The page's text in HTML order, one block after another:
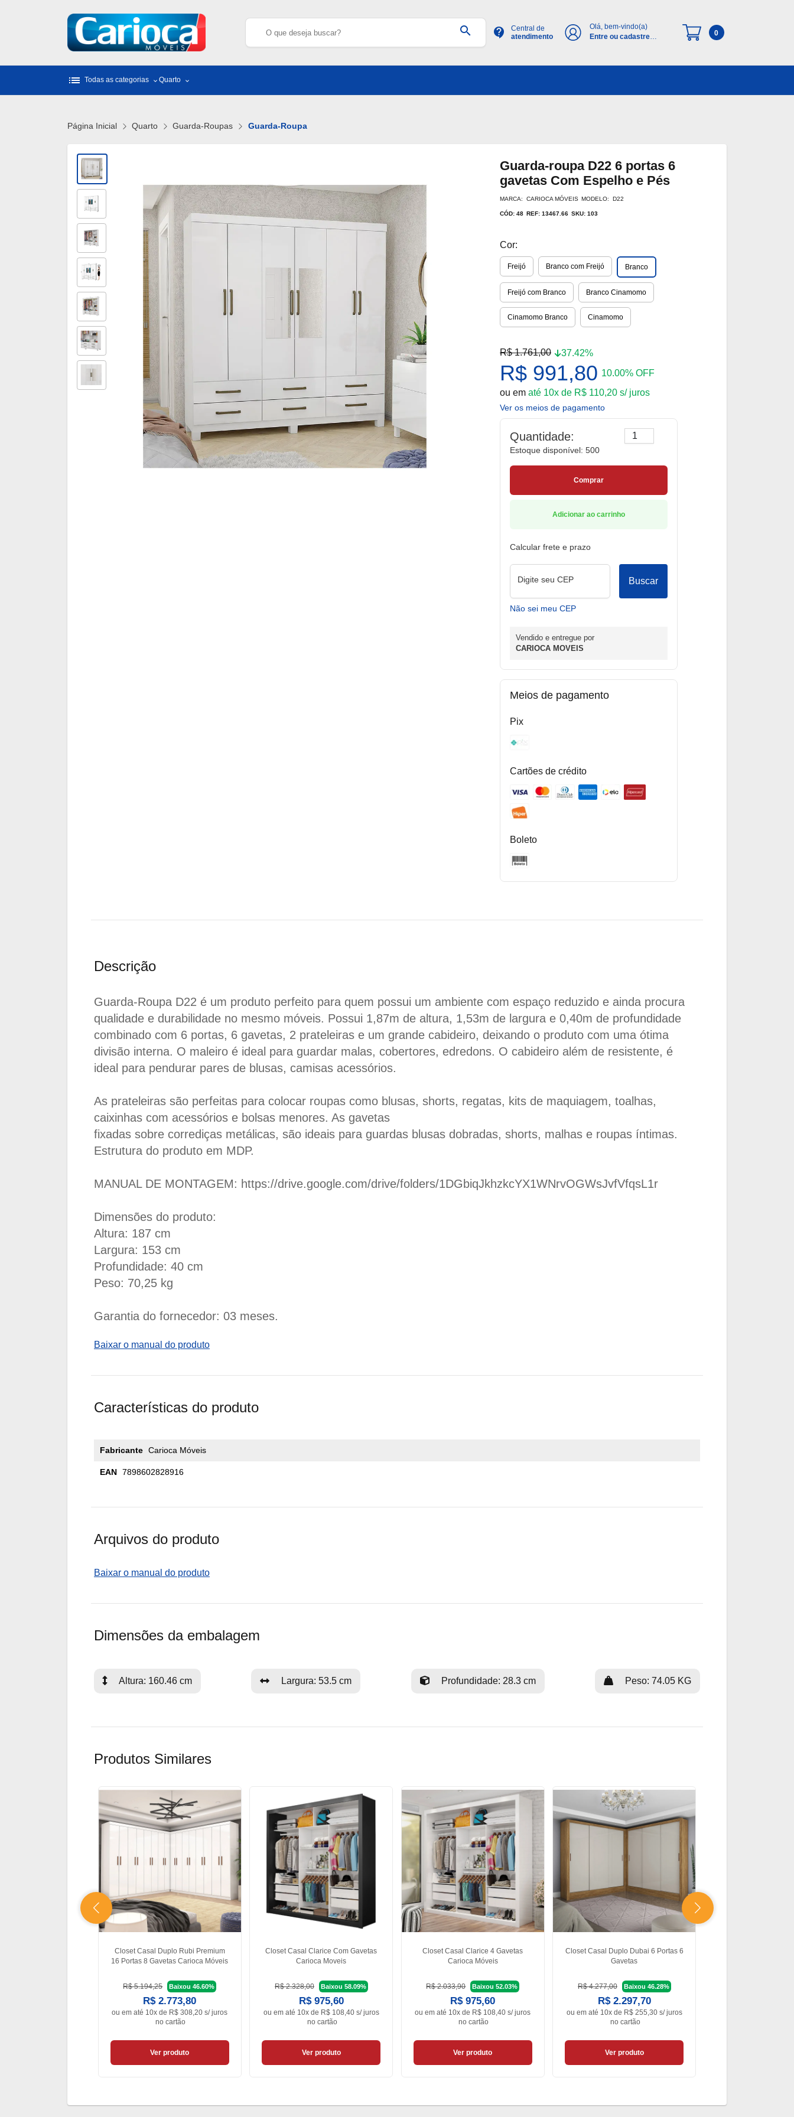
search contact_support
Central de
atendimento
Olá, bem-vindo(a)
Entre ou cadastre-
0
list Todas as categorias Quarto
Página Inicial Quarto Guarda-Roupas Guarda-Roupa
Guarda-roupa D22 6 portas 6
gavetas Com Espelho e Pés
MARCA: CARIOCA MÓVEIS MODELO: D22
CÓD: 48 REF: 13467.66 SKU: 103
Cor:
Freijó Branco com Freijó Branco
Freijó com Branco Branco Cinamomo
Cinamomo Branco Cinamomo
R$ 1.761,00 37.42%
R$ 991,80 10.00% OFF
ou em até 10x de R$ 110,20 s/ juros
Ver os meios de pagamento
Quantidade:
Estoque disponível: 500
Comprar
Adicionar ao carrinho
Calcular frete e prazo
Digite seu CEP Buscar
Não sei meu CEP
Vendido e entregue por
CARIOCA MOVEIS
Meios de pagamento
Pix
Cartões de crédito
Boleto
Descrição
Guarda-Roupa D22 é um produto perfeito para quem possui um ambiente com espaço reduzido e ainda procura
qualidade e durabilidade no mesmo móveis. Possui 1,87m de altura, 1,53m de largura e 0,40m de profundidade
combinado com 6 portas, 6 gavetas, 2 prateleiras e um grande cabideiro, deixando o produto com uma ótima
divisão interna. O maleiro é ideal para guardar malas, cobertores, edredons. O cabideiro além de resistente, é
ideal para pendurar pares de blusas, camisas acessórios.
As prateleiras são perfeitas para colocar roupas como blusas, shorts, regatas, kits de maquiagem, toalhas,
caixinhas com acessórios e bolsas menores. As gavetas
fixadas sobre corrediças metálicas, são ideais para guardas blusas dobradas, shorts, malhas e roupas íntimas.
Estrutura do produto em MDP.
MANUAL DE MONTAGEM: https://drive.google.com/drive/folders/1DGbiqJkhzkcYX1WNrvOGWsJvfVfqsL1r
Dimensões do produto:
Altura: 187 cm
Largura: 153 cm
Profundidade: 40 cm
Peso: 70,25 kg
Garantia do fornecedor: 03 meses.
Baixar o manual do produto
Características do produto
Fabricante Carioca Móveis
EAN 7898602828916
Arquivos do produto
Baixar o manual do produto
Dimensões da embalagem
Altura: 160.46 cm Largura: 53.5 cm Profundidade: 28.3 cm Peso: 74.05 KG
Produtos Similares
Closet Casal Duplo Rubi Premium
16 Portas 8 Gavetas Carioca Móveis
R$ 5.194,25 Baixou 46.60%
R$ 2.773,80
ou em até 10x de R$ 308,20 s/ juros
no cartão
Ver produto
Closet Casal Clarice Com Gavetas
Carioca Moveis
R$ 2.328,00 Baixou 58.09%
R$ 975,60
ou ematé 10x de R$ 108,40 s/ juros
no cartão
Ver produto
Closet Casal Clarice 4 Gavetas
Carioca Móveis
R$ 2.033,90 Baixou 52.03%
R$ 975,60
ou em até 10x de R$ 108,40 s/ juros
no cartão
Ver produto
Closet Casal Duplo Dubai 6 Portas 6
Gavetas
R$ 4.277,00 Baixou 46.28%
R$ 2.297,70
ou ematé 10x de R$ 255,30 s/ juros
no cartão
Ver produto